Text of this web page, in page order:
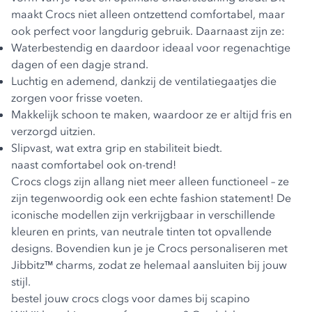
maakt Crocs niet alleen ontzettend comfortabel, maar
ook perfect voor langdurig gebruik. Daarnaast zijn ze:
Waterbestendig en daardoor ideaal voor regenachtige
dagen of een dagje strand.
Luchtig en ademend, dankzij de ventilatiegaatjes die
zorgen voor frisse voeten.
Makkelijk schoon te maken, waardoor ze er altijd fris en
verzorgd uitzien.
Slipvast, wat extra grip en stabiliteit biedt.
naast comfortabel ook on-trend!
Crocs clogs zijn allang niet meer alleen functioneel – ze
zijn tegenwoordig ook een echte fashion statement! De
iconische modellen zijn verkrijgbaar in verschillende
kleuren en prints, van neutrale tinten tot opvallende
designs. Bovendien kun je je Crocs personaliseren met
Jibbitz™ charms, zodat ze helemaal aansluiten bij jouw
stijl.
bestel jouw crocs clogs voor dames bij scapino